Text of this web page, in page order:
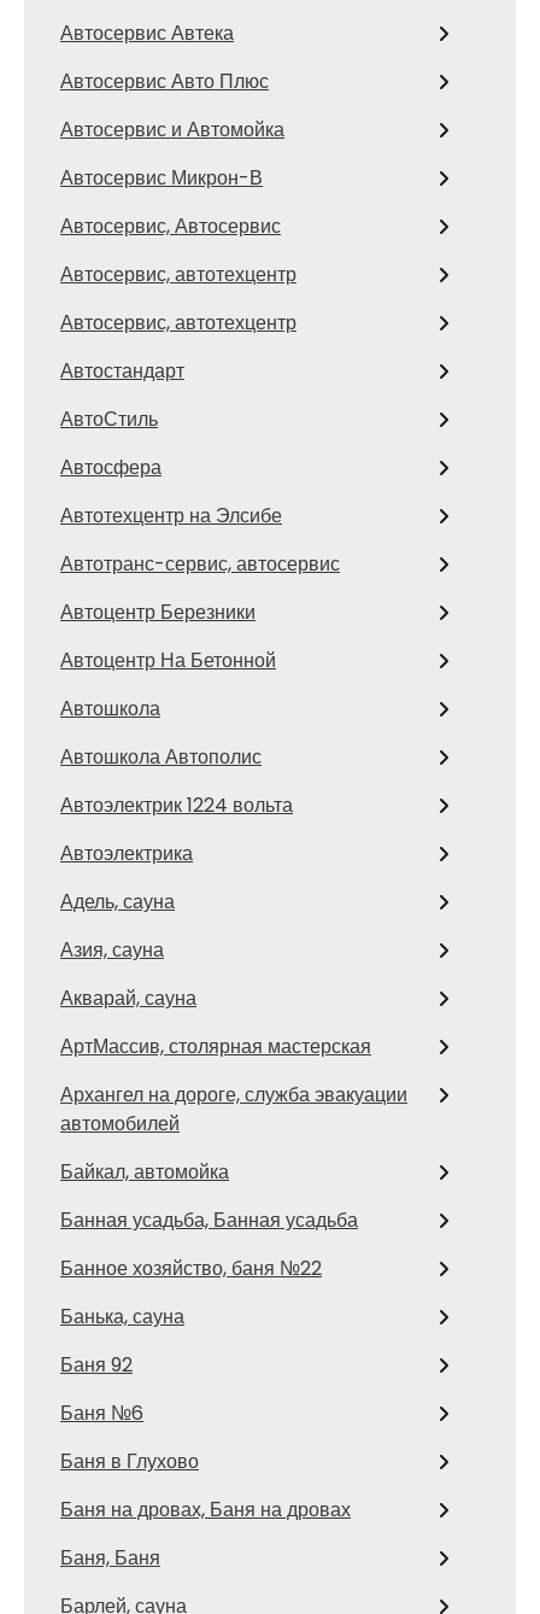
Автосервис Автека
Автосервис Авто Плюс
Автосервис и Автомойка
Автосервис Микрон-В
Автосервис, Автосервис
Автосервис, автотехцентр
Автосервис, автотехцентр
Автостандарт
АвтоСтиль
Автосфера
Автотехцентр на Элсибе
Автотранс-сервис, автосервис
Автоцентр Березники
Автоцентр На Бетонной
Автошкола
Автошкола Автополис
Автоэлектрик 1224 вольта
Автоэлектрика
Адель, сауна
Азия, сауна
Акварай, сауна
АртМассив, столярная мастерская
Архангел на дороге, служба эвакуации
автомобилей
Байкал, автомойка
Банная усадьба, Банная усадьба
Банное хозяйство, баня №22
Банька, сауна
Баня 92
Баня №6
Баня в Глухово
Баня на дровах, Баня на дровах
Баня, Баня
Барлей, сауна